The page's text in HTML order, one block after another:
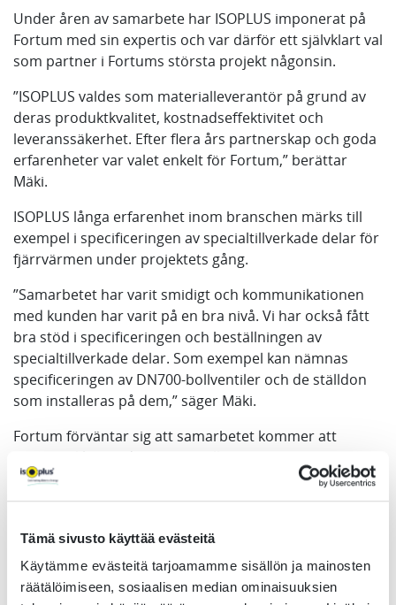
Tämä sivusto käyttää evästeitä
Käytämme evästeitä tarjoamamme sisällön ja mainosten
räätälöimiseen, sosiaalisen median ominaisuuksien
Under åren av samarbete har ISOPLUS imponerat på
Fortum med sin expertis och var därför ett självklart val
som partner i Fortums största projekt någonsin.
”ISOPLUS valdes som materialleverantör på grund av
deras produktkvalitet, kostnadseffektivitet och
leveranssäkerhet. Efter flera års partnerskap och goda
erfarenheter var valet enkelt för Fortum,” berättar
Mäki.
ISOPLUS långa erfarenhet inom branschen märks till
exempel i specificeringen av specialtillverkade delar för
fjärrvärmen under projektets gång.
”Samarbetet har varit smidigt och kommunikationen
med kunden har varit på en bra nivå. Vi har också fått
bra stöd i specificeringen och beställningen av
specialtillverkade delar. Som exempel kan nämnas
specificeringen av DN700-bollventiler och de ställdon
som installeras på dem,” säger Mäki.
Fortum förväntar sig att samarbetet kommer att
fortsätta lika smidigt som hittills.
”Vi hoppas också att den globala politiska situationen
material är prioritet nummer ett för Fortums
datacenterprojekt, eftersom dessa projekt har en stor
inverkan på vår fjärrvärmeproduktionens omställning
till att bli koldioxidneutral,” förklarar Mäki.